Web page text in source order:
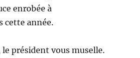
enrobée à
cette année.
le président vous muselle.